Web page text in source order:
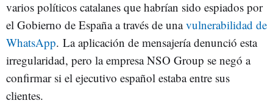
varios políticos catalanes que habrían sido espiados por
el Gobierno de España a través de unavulnerabilidad de
WhatsApp. La aplicación de mensajería denunció esta
irregularidad, pero la empresa NSO Group se negó a
confirmar si el ejecutivo español estaba entre sus
clientes.